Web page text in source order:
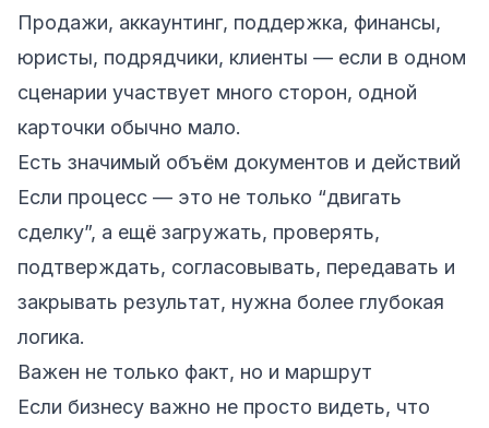
Продажи, аккаунтинг, поддержка, финансы,
юристы, подрядчики, клиенты — если в одном
сценарии участвует много сторон, одной
карточки обычно мало.
Есть значимый объём документов и действий
Если процесс — это не только “двигать
сделку”, а ещё загружать, проверять,
подтверждать, согласовывать, передавать и
закрывать результат, нужна более глубокая
логика.
Важен не только факт, но и маршрут
Если бизнесу важно не просто видеть, что